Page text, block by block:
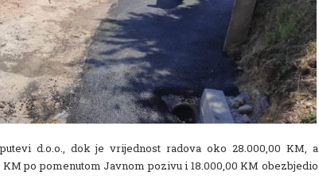
d.o.o., dok je vrijednost radova oko 28.000,00 KM, a
KM po pomenutom Javnom pozivu i 18.000,00 KM obezbjedio